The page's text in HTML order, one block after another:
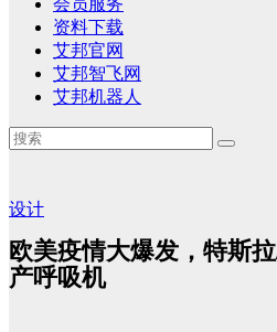
会员服务
资料下载
艾邦官网
艾邦智飞网
艾邦机器人
设计
欧美疫情大爆发，特斯
产呼吸机